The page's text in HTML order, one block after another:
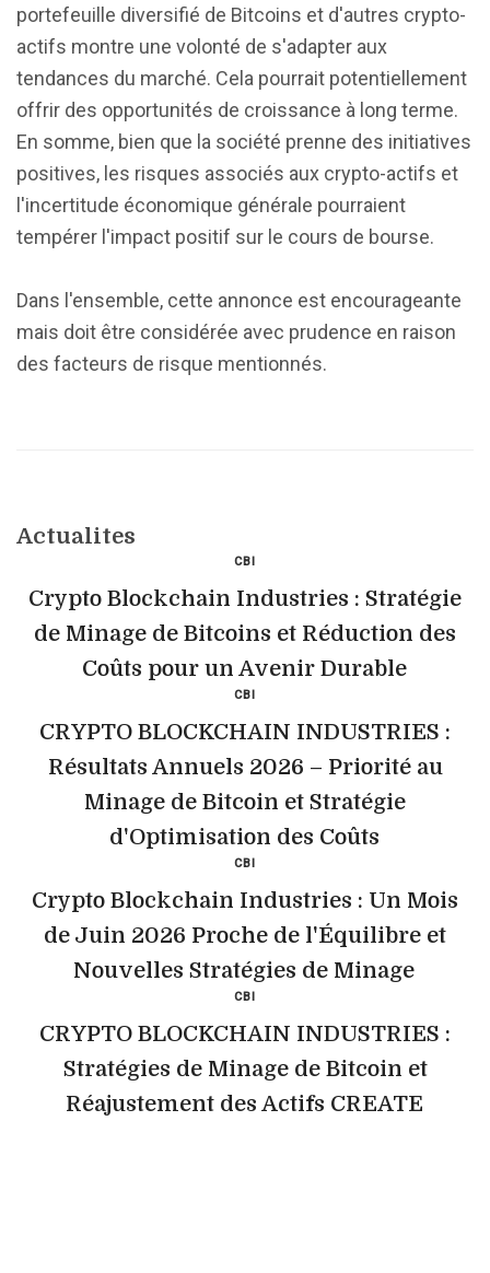
portefeuille diversifié de Bitcoins et d'autres crypto-
actifs montre une volonté de s'adapter aux
tendances du marché. Cela pourrait potentiellement
offrir des opportunités de croissance à long terme.
En somme, bien que la société prenne des initiatives
positives, les risques associés aux crypto-actifs et
l'incertitude économique générale pourraient
tempérer l'impact positif sur le cours de bourse.
Dans l'ensemble, cette annonce est encourageante
mais doit être considérée avec prudence en raison
des facteurs de risque mentionnés.
Actualites
CBI
Crypto Blockchain Industries : Stratégie
de Minage de Bitcoins et Réduction des
Coûts pour un Avenir Durable
CBI
CRYPTO BLOCKCHAIN INDUSTRIES :
Résultats Annuels 2026 – Priorité au
Minage de Bitcoin et Stratégie
d'Optimisation des Coûts
CBI
Crypto Blockchain Industries : Un Mois
de Juin 2026 Proche de l'Équilibre et
Nouvelles Stratégies de Minage
CBI
CRYPTO BLOCKCHAIN INDUSTRIES :
Stratégies de Minage de Bitcoin et
Réajustement des Actifs CREATE